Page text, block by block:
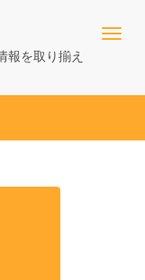
報を取り揃え